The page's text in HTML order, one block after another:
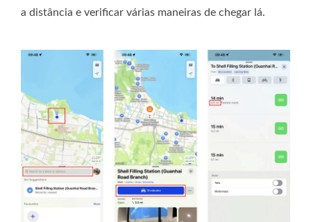
a distância e verificar várias maneiras de chegar lá.